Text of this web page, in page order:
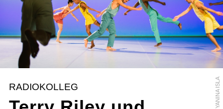
YANINA ISLA
RADIOKOLLEG